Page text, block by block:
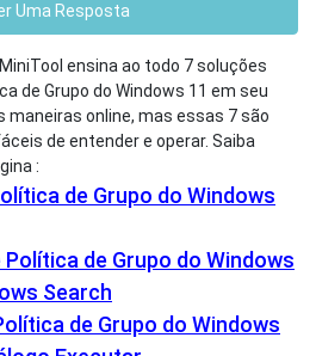
Uma Resposta
ensina ao todo 7 soluções
de Grupo do Windows 11 em seu
online, mas essas 7 são
de entender e operar. Saiba
:
de Grupo do Windows
Política de Grupo do Windows
Search
de Grupo do Windows